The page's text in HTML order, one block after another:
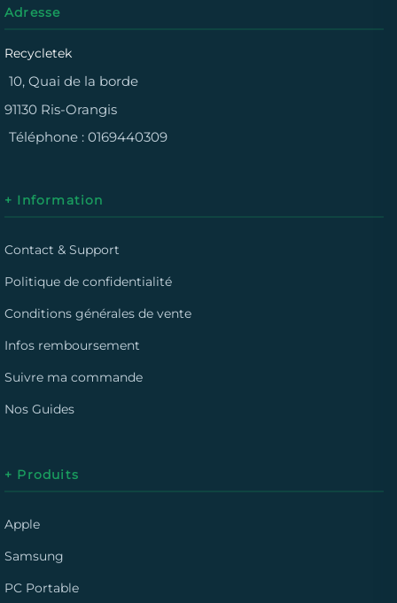
Adresse
Recycletek
10, Quai de la borde
91130 Ris-Orangis
Téléphone : 0169440309
+ Information
Contact & Support
Politique de confidentialité
Conditions générales de vente
Infos remboursement
Suivre ma commande
Nos Guides
+ Produits
Apple
Samsung
PC Portable